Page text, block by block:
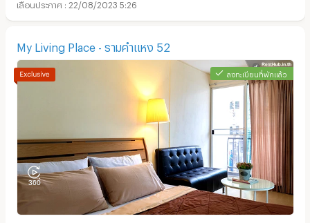
อพาร์ทเม้นท์ หอพัก ย่าน ถนนลาดพร้าว :
22/08/2023 5:26
My Living Place - รามคำแหง 52
ลงทะเบียนที่พักแล้ว